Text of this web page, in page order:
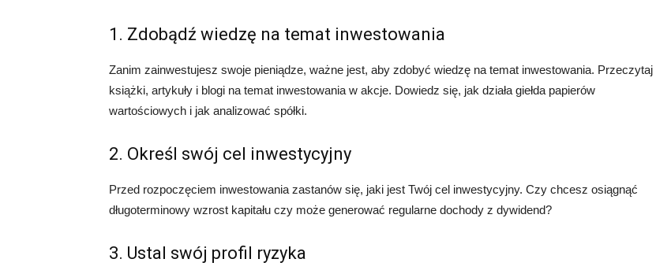
1. Zdobądź wiedzę na temat inwestowania
Zanim zainwestujesz swoje pieniądze, ważne jest, aby zdobyć wiedzę na temat inwestowania. Przeczytaj
książki, artykuły i blogi na temat inwestowania w akcje. Dowiedz się, jak działa giełda papierów
wartościowych i jak analizować spółki.
2. Określ swój cel inwestycyjny
Przed rozpoczęciem inwestowania zastanów się, jaki jest Twój cel inwestycyjny. Czy chcesz osiągnąć
długoterminowy wzrost kapitału czy może generować regularne dochody z dywidend?
3. Ustal swój profil ryzyka